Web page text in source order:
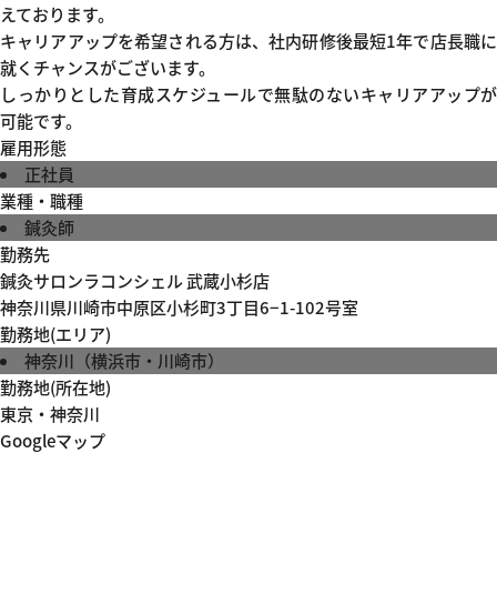
えております。
キャリアアップを希望される方は、社内研修後最短1年で店長職に
就くチャンスがございます。
しっかりとした育成スケジュールで無駄のないキャリアアップが
可能です。
雇用形態
正社員
業種・職種
鍼灸師
勤務先
鍼灸サロンラコンシェル 武蔵小杉店
神奈川県川崎市中原区小杉町3丁目6−1-102号室
勤務地(エリア)
神奈川（横浜市・川崎市）
勤務地(所在地)
東京・神奈川
Googleマップ